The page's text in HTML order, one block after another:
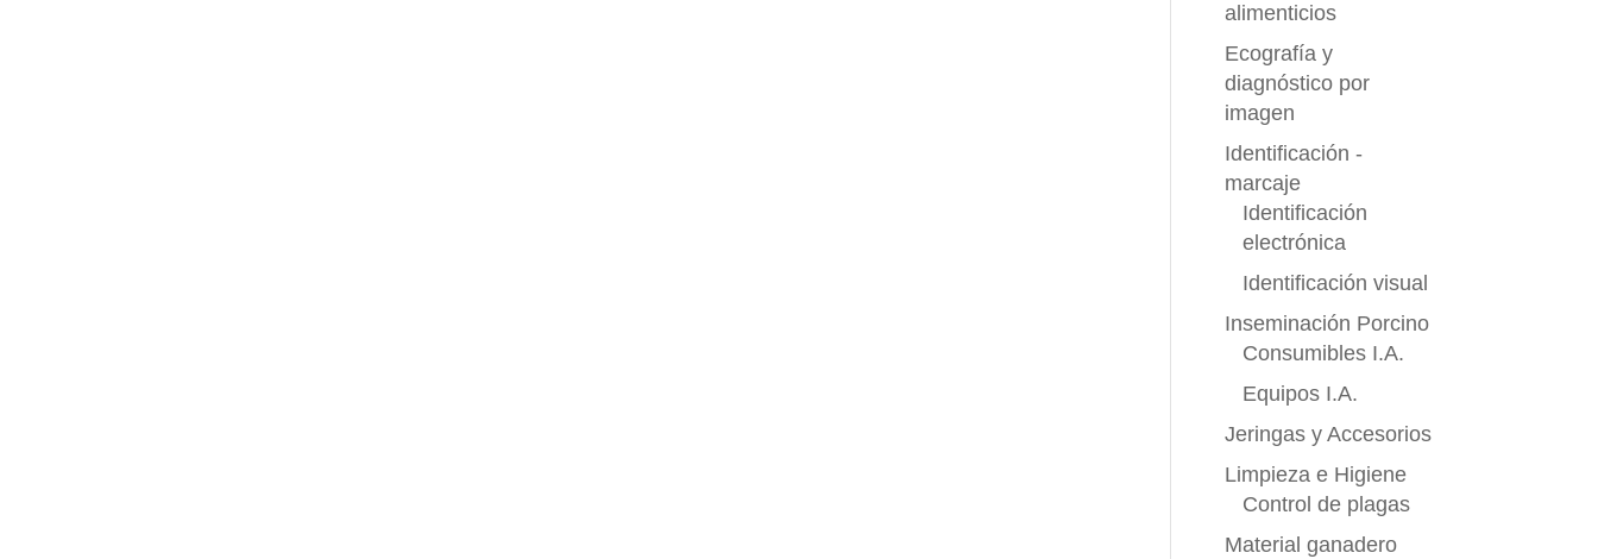
alimenticios
Ecografía y
diagnóstico por
imagen
Identificación -
marcaje
Identificación
electrónica
Identificación visual
Inseminación Porcino
Consumibles I.A.
Equipos I.A.
Jeringas y Accesorios
Limpieza e Higiene
Control de plagas
Material ganadero